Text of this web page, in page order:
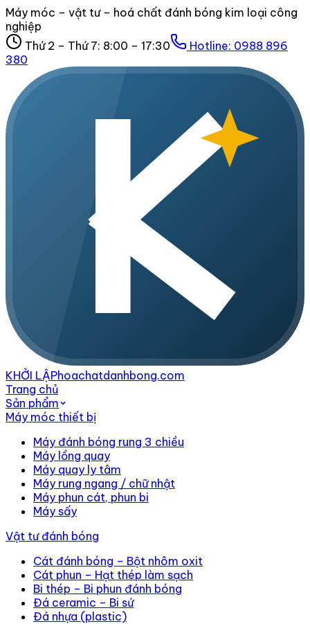
Máy móc – vật tư – hoá chất đánh bóng kim loại công
nghiệp
Thứ 2 – Thứ 7: 8:00 – 17:30
Hotline: 0988 896
380
KHỞI LẬPhoachatdanhbong.com
Trang chủ
Sản phẩm
Máy móc thiết bị
Máy đánh bóng rung 3 chiều
Máy lồng quay
Máy quay ly tâm
Máy rung ngang / chữ nhật
Máy phun cát, phun bi
Máy sấy
Vật tư đánh bóng
Cát đánh bóng – Bột nhôm oxit
Cát phun – Hạt thép làm sạch
Bi thép – Bi phun đánh bóng
Đá ceramic – Bi sứ
Đá nhựa (plastic)